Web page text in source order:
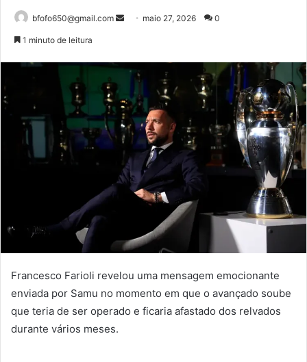
bfofo650@gmail.com
Mande
mail
maio 27, 2026 0
1 minuto de leitura
Francesco Farioli revelou uma mensagem emocionante
enviada por Samu no momento em que o avançado soube
que teria de ser operado e ficaria afastado dos relvados
durante vários meses.